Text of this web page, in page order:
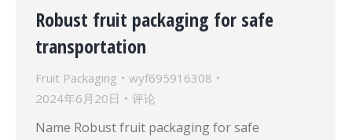
Robust fruit packaging for safe
transportation
Fruit Packaging
wyf695916308
2024年6月20日
评论
Name Robust fruit packaging for safe